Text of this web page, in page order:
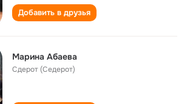
Добавить в друзья
Марина Абаевa
Сдерот (Седерот)